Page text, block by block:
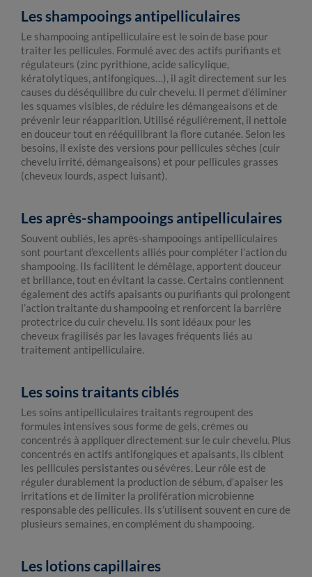
Les shampooings antipelliculaires
Le shampooing antipelliculaire est le soin de base pour
traiter les pellicules. Formulé avec des actifs purifiants et
régulateurs (zinc pyrithione, acide salicylique,
kératolytiques, antifongiques…), il agit directement sur les
causes du déséquilibre du cuir chevelu. Il permet d’éliminer
les squames visibles, de réduire les démangeaisons et de
prévenir leur réapparition. Utilisé régulièrement, il nettoie
en douceur tout en rééquilibrant la flore cutanée. Selon les
besoins, il existe des versions pour pellicules sèches (cuir
chevelu irrité, démangeaisons) et pour pellicules grasses
(cheveux lourds, aspect luisant).
Les après-shampooings antipelliculaires
Souvent oubliés, les après-shampooings antipelliculaires
sont pourtant d’excellents alliés pour compléter l’action du
shampooing. Ils facilitent le démêlage, apportent douceur
et brillance, tout en évitant la casse. Certains contiennent
également des actifs apaisants ou purifiants qui prolongent
l’action traitante du shampooing et renforcent la barrière
protectrice du cuir chevelu. Ils sont idéaux pour les
cheveux fragilisés par les lavages fréquents liés au
traitement antipelliculaire.
Les soins traitants ciblés
Les soins antipelliculaires traitants regroupent des
formules intensives sous forme de gels, crèmes ou
concentrés à appliquer directement sur le cuir chevelu. Plus
concentrés en actifs antifongiques et apaisants, ils ciblent
les pellicules persistantes ou sévères. Leur rôle est de
réguler durablement la production de sébum, d’apaiser les
irritations et de limiter la prolifération microbienne
responsable des pellicules. Ils s’utilisent souvent en cure de
plusieurs semaines, en complément du shampooing.
Les lotions capillaires